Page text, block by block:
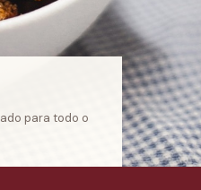
para todo o